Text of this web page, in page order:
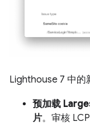
Lighthouse 7 中的
预加载
片。审核